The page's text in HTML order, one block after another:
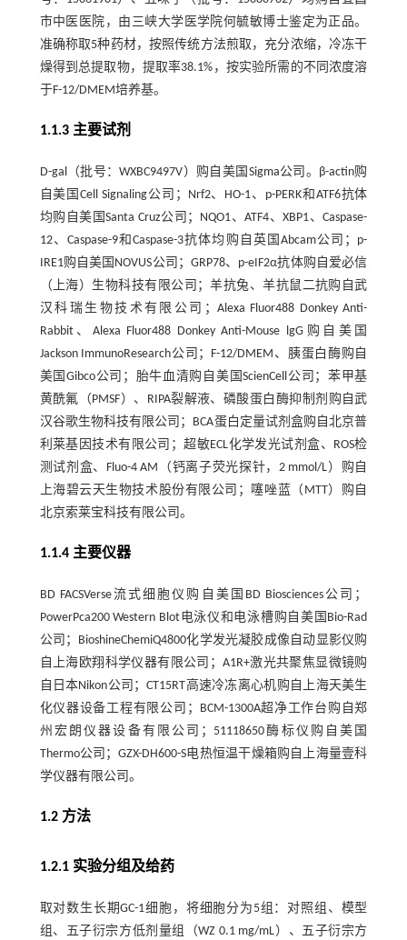
市中医医院，由三峡大学医学院何毓敏博士鉴定为正品。
准确称取5种药材，按照传统方法煎取，充分浓缩，冷冻干
燥得到总提取物，提取率38.1%，按实验所需的不同浓度溶
于F-12/DMEM培养基。
1.1.3 主要试剂
D-gal（批号：WXBC9497V）购自美国Sigma公司。β-actin购
自美国Cell Signaling公司；Nrf2、HO-1、p-PERK和ATF6抗体
均购自美国Santa Cruz公司；NQO1、ATF4、XBP1、Caspase-
12、Caspase-9和Caspase-3抗体均购自英国Abcam公司；p-
IRE1购自美国NOVUS公司；GRP78、p-eIF2α抗体购自爱必信
（上海）生物科技有限公司；羊抗兔、羊抗鼠二抗购自武
汉科瑞生物技术有限公司；Alexa Fluor488 Donkey Anti-
Rabbit、Alexa Fluor488 Donkey Anti-Mouse lgG购自美国
Jackson ImmunoResearch公司；F-12/DMEM、胰蛋白酶购自
美国Gibco公司；胎牛血清购自美国ScienCell公司；苯甲基
黄酰氟（PMSF）、RIPA裂解液、磷酸蛋白酶抑制剂购自武
汉谷歌生物科技有限公司；BCA蛋白定量试剂盒购自北京普
利莱基因技术有限公司；超敏ECL化学发光试剂盒、ROS检
测试剂盒、Fluo-4 AM（钙离子荧光探针，2 mmol/L）购自
上海碧云天生物技术股份有限公司；噻唑蓝（MTT）购自
北京索莱宝科技有限公司。
1.1.4 主要仪器
BD FACSVerse流式细胞仪购自美国BD Biosciences公司；
PowerPca200 Western Blot电泳仪和电泳槽购自美国Bio-Rad
公司；BioshineChemiQ4800化学发光凝胶成像自动显影仪购
自上海欧翔科学仪器有限公司；A1R+激光共聚焦显微镜购
自日本Nikon公司；CT15RT高速冷冻离心机购自上海天美生
化仪器设备工程有限公司；BCM-1300A超净工作台购自郑
州宏朗仪器设备有限公司；51118650酶标仪购自美国
Thermo公司；GZX-DH600-S电热恒温干燥箱购自上海量壹科
学仪器有限公司。
1.2 方法
1.2.1 实验分组及给药
取对数生长期GC-1细胞，将细胞分为5组：对照组、模型
组、五子衍宗方低剂量组（WZ 0.1 mg/mL）、五子衍宗方